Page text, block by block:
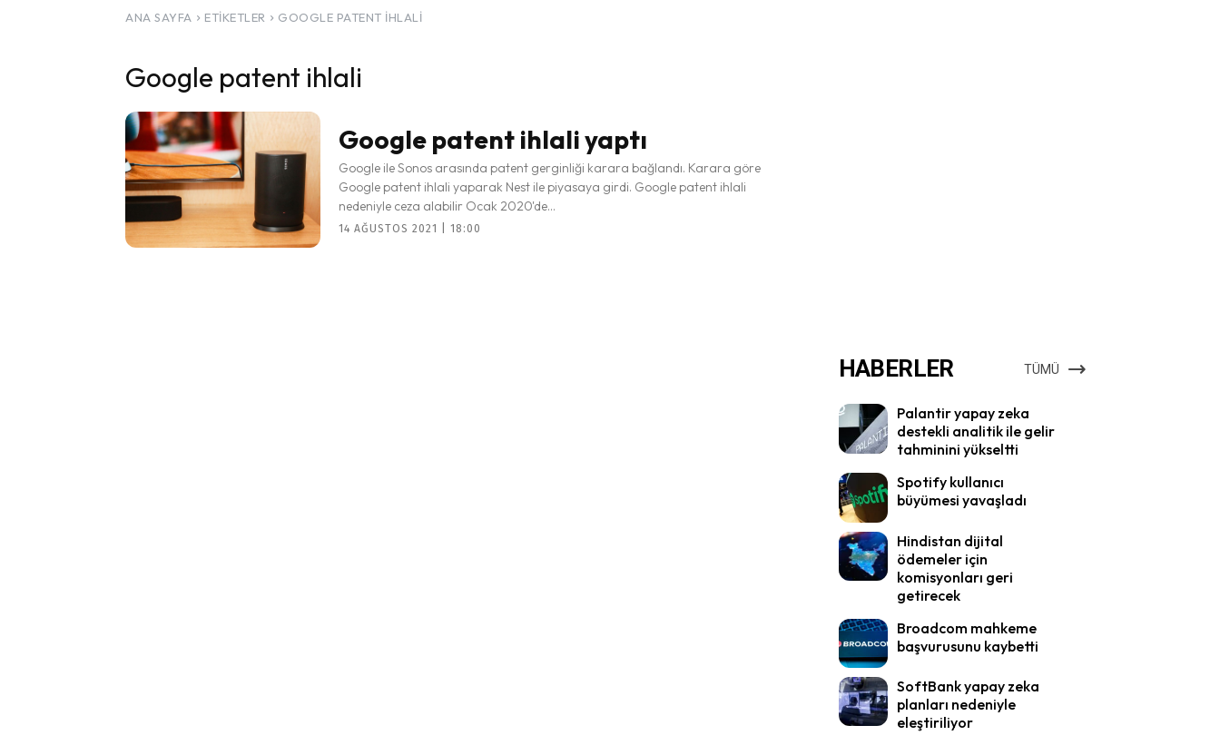
ANA SAYFA ETIKETLER GOOGLE PATENT IHLALI
Google patent ihlali
Google patent ihlali yaptı
Google ile Sonos arasında patent gerginliği karara bağlandı. Karara göre
Google patent ihlali yaparak Nest ile piyasaya girdi. Google patent ihlali
nedeniyle ceza alabilir Ocak 2020'de...
14 AĞUSTOS 2021 | 18:00
HABERLER TÜMÜ
Palantir yapay zeka
destekli analitik ile gelir
tahminini yükseltti
Spotify kullanıcı
büyümesi yavaşladı
Hindistan dijital
ödemeler için
komisyonları geri
getirecek
Broadcom mahkeme
başvurusunu kaybetti
SoftBank yapay zeka
planları nedeniyle
eleştiriliyor